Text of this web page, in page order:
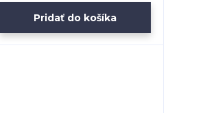
Pridať do košíka